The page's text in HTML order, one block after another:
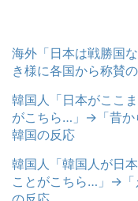
海外「日本は戦勝国
き様に各国から称賛
韓国人「日本がここ
がこちら…」→「昔か
韓国の反応
韓国人「韓国人が日
ことがこちら…」→「